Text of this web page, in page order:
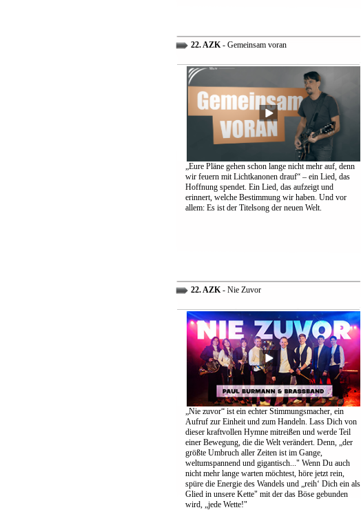
22. AZK- Gemeinsam voran
„Eure Pläne gehen schon lange nicht mehr auf, denn
wir feuern mit Lichtkanonen drauf“ – ein Lied, das
Hoffnung spendet. Ein Lied, das aufzeigt und
erinnert, welche Bestimmung wir haben. Und vor
allem: Es ist der Titelsong der neuen Welt.
22. AZK- Nie Zuvor
„Nie zuvor“ ist ein echter Stimmungsmacher, ein
Aufruf zur Einheit und zum Handeln. Lass Dich von
dieser kraftvollen Hymne mitreißen und werde Teil
einer Bewegung, die die Welt verändert. Denn, „der
größte Umbruch aller Zeiten ist im Gange,
weltumspannend und gigantisch..." Wenn Du auch
nicht mehr lange warten möchtest, höre jetzt rein,
spüre die Energie des Wandels und „reih‘ Dich ein als
Glied in unsere Kette" mit der das Böse gebunden
wird, „jede Wette!"